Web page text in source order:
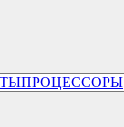
ПРОЦЕССОРЫ